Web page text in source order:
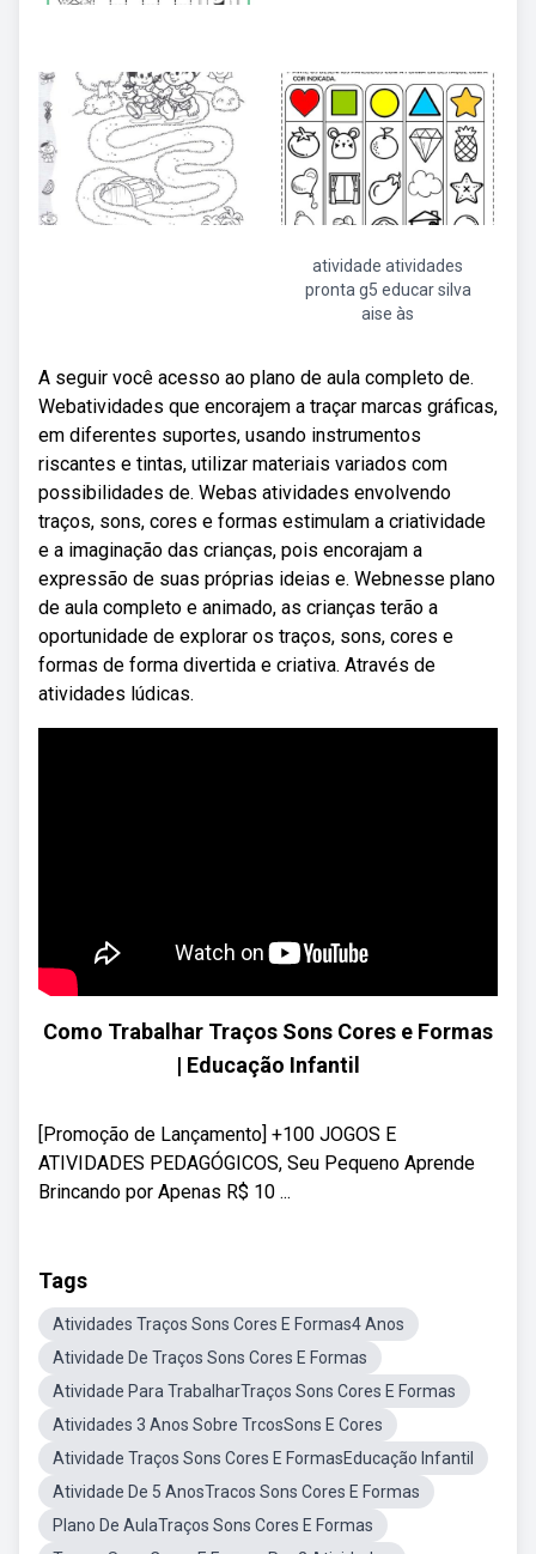
atividade atividades
pronta g5 educar silva
aise às
A seguir você acesso ao plano de aula completo de.
Webatividades que encorajem a traçar marcas gráficas,
em diferentes suportes, usando instrumentos
riscantes e tintas, utilizar materiais variados com
possibilidades de. Webas atividades envolvendo
traços, sons, cores e formas estimulam a criatividade
e a imaginação das crianças, pois encorajam a
expressão de suas próprias ideias e. Webnesse plano
de aula completo e animado, as crianças terão a
oportunidade de explorar os traços, sons, cores e
formas de forma divertida e criativa. Através de
atividades lúdicas.
Como Trabalhar Traços Sons Cores e Formas
| Educação Infantil
[Promoção de Lançamento] +100 JOGOS E
ATIVIDADES PEDAGÓGICOS, Seu Pequeno Aprende
Brincando por Apenas R$ 10 ...
Tags
Atividades Traços Sons Cores E Formas4 Anos
Atividade De Traços Sons Cores E Formas
Atividade Para TrabalharTraços Sons Cores E Formas
Atividades 3 Anos Sobre TrcosSons E Cores
Atividade Traços Sons Cores E FormasEducação Infantil
Atividade De 5 AnosTracos Sons Cores E Formas
Plano De AulaTraços Sons Cores E Formas